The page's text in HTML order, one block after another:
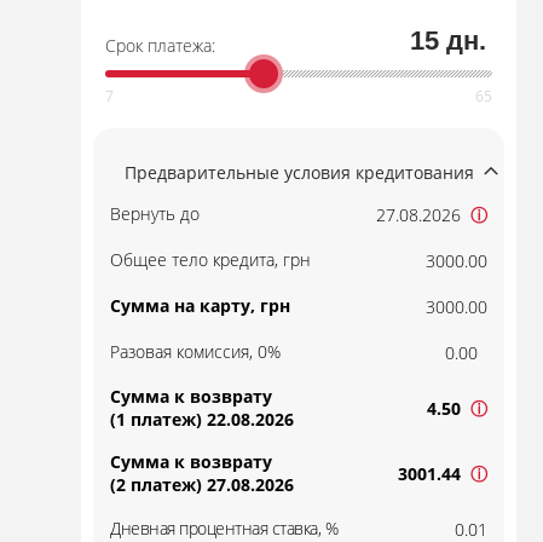
Срок платежа: 15 дн.
Предварительные условия кредитования
Вернуть до
27.08.2026 ⓘ
Общее тело кредита, грн
3000.00
Сумма на карту, грн
3000.00
Разовая комиссия, 0%
0.00
Сумма к возврату
(1 платеж) 22.08.2026
4.50 ⓘ
Сумма к возврату
(2 платеж) 27.08.2026
3001.44 ⓘ
Дневная процентная ставка, %
0.01